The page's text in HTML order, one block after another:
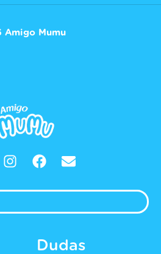
Amigo Mumu
Dudas